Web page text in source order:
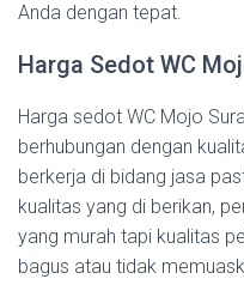
Anda dengan tepat.
Harga Sedot WC
Harga sedot WC Mojo
berhubungan dengan
berkerja di bidang jasa
kualitas yang di berikan,
yang murah tapi kualitas
bagus atau tidak